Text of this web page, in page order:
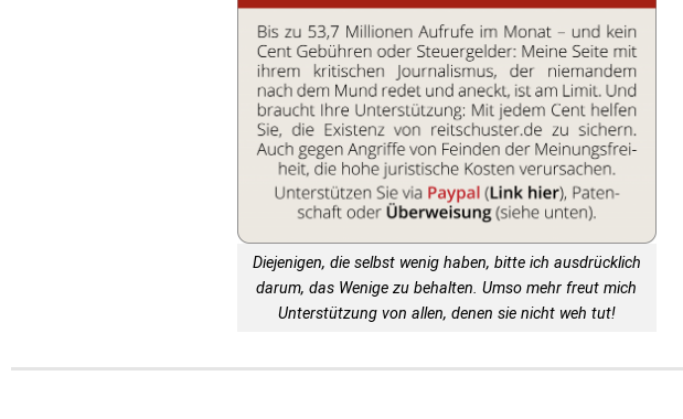
Diejenigen, die selbst wenig haben, bitte ich ausdrücklich
darum, das Wenige zu behalten. Umso mehr freut mich
Unterstützung von allen, denen sie nicht weh tut!